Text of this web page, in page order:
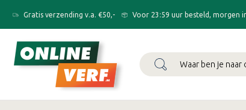
Gratis verzending v.a. €50,- Voor 23:59 uur besteld, morgen
Zoeken